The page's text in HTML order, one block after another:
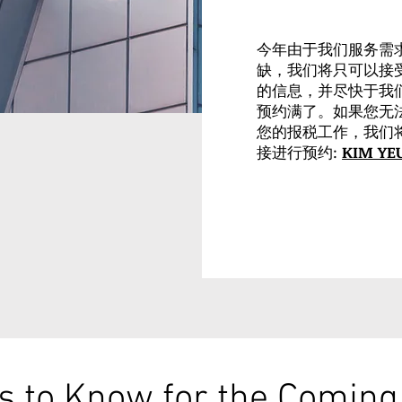
今年由于我们服务需
缺，我们将只可以接
的信息，并尽快于我
预约满了。如果您无
您的报税工作，我们
接进行预约:KIM